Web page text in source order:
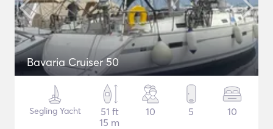
Bavaria Cruiser 50
Segling Yacht
51 ft
15 m
10 5 10